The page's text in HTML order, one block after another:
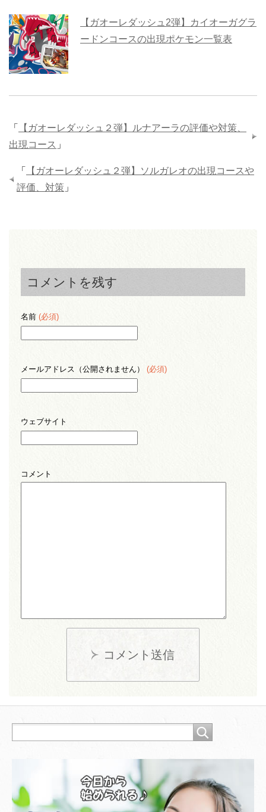
【ガオーレダッシュ2弾】カイオーガグラ
ードンコースの出現ポケモン一覧表
「
【ガオーレダッシュ２弾】ルナアーラの評価や対策、
出現コース 」
「
【ガオーレダッシュ２弾】ソルガレオの出現コースや
評価、対策 」
コメントを残す
名前 (必須)
メールアドレス（公開されません） (必須)
ウェブサイト
コメント
コメント送信